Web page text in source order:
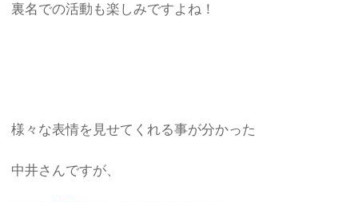
裏名での活動も楽しみですよね！
様々な表情を見せてくれる事が分かった
中井さんですが、